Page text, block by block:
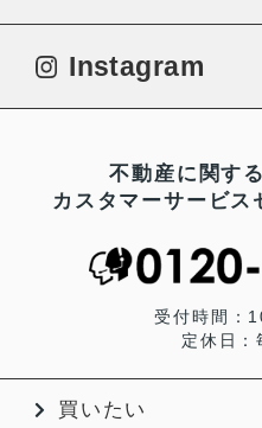
Instagram
不動産に関す
カスタマーサービ
受付時間：
定休日：
買いたい